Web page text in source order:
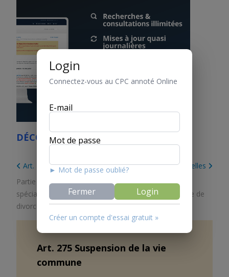
DÉCOUVREZ LE CPC ONLINE
Art. 274 Introduction
Art. 276 Mesures provisionnelles
Partie 2. Dispositions spéciales/Titre 6. Procédures
spéciales en droit matrimonial
Chapitre 2. Procédure de
divorce
Section 1. Dispositions générales
Art. 275 Suspension de la vie
commune
Login
Connectez-vous au CPC annoté Online
E-mail
Mot de passe
► Mot de passe oublié?
Fermer Login
Créer un compte d'essai gratuit »